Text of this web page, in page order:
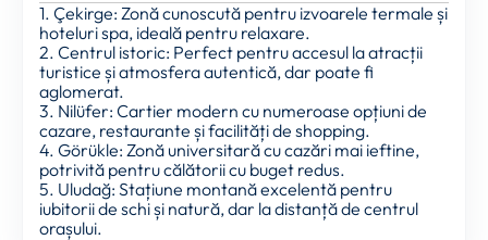
1. Çekirge: Zonă cunoscută pentru izvoarele termale și
hoteluri spa, ideală pentru relaxare.
2. Centrul istoric: Perfect pentru accesul la atracții
turistice și atmosfera autentică, dar poate fi
aglomerat.
3. Nilüfer: Cartier modern cu numeroase opțiuni de
cazare, restaurante și facilități de shopping.
4. Görükle: Zonă universitară cu cazări mai ieftine,
potrivită pentru călătorii cu buget redus.
5. Uludağ: Stațiune montană excelentă pentru
iubitorii de schi și natură, dar la distanță de centrul
orașului.